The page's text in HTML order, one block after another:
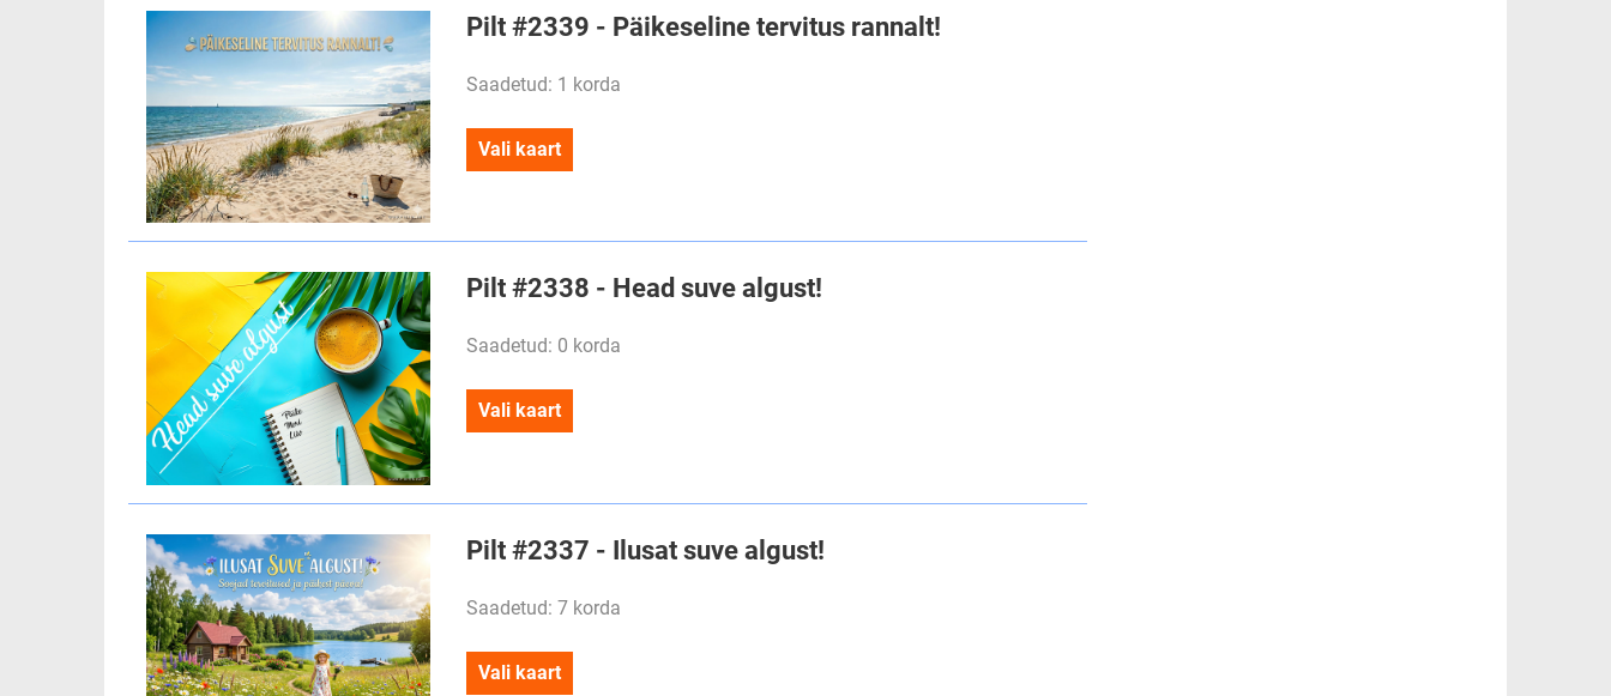
Pilt #2339 - Päikeseline tervitus rannalt!
Saadetud: 1 korda
Vali kaart
Pilt #2338 - Head suve algust!
Saadetud: 0 korda
Vali kaart
Pilt #2337 - Ilusat suve algust!
Saadetud: 7 korda
Vali kaart